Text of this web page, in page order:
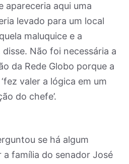
apareceria aqui uma
levado para um local
maluquice e a
disse. Não foi necessária a
da Rede Globo porque a
valer a lógica em um
do chefe’.
se há algum
família do senador José